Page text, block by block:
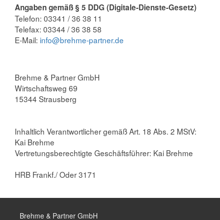
Innentüren
Markisen
Angaben gemäß § 5 DDG (Digitale-Dienste-Gesetz)
Telefon: 03341 / 36 38 11
Telefax: 03344 / 36 38 58
E-Mail: info@brehme-partner.de
Brehme & Partner GmbH
Wirtschaftsweg 69
15344 Strausberg
Inhaltlich Verantwortlicher gemäß Art. 18 Abs. 2 MStV:
Kai Brehme
Vertretungsberechtigte Geschäftsführer: Kai Brehme
HRB Frankf./ Oder 3171
Brehme & Partner GmbH